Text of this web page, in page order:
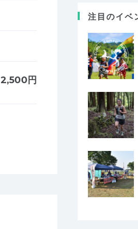
2,500円
注目のイベ